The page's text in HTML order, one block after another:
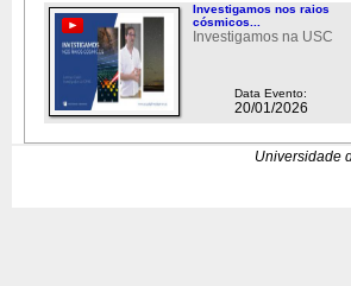
Investigamos nos raios
cósmicos...
Investigamos na USC
Data Evento:
20/01/2026
Universidade